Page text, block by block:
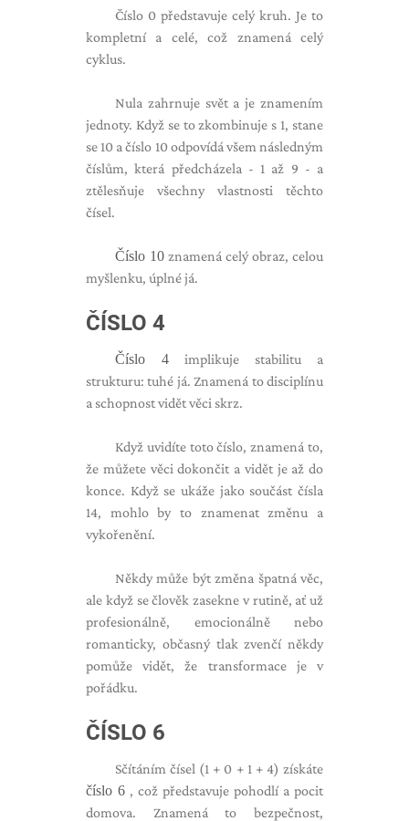
Číslo 0 představuje celý kruh. Je to
kompletní a celé, což znamená celý
cyklus.
Nula zahrnuje svět a je znamením
jednoty. Když se to zkombinuje s 1, stane
se 10 a číslo 10 odpovídá všem následným
číslům, která předcházela - 1 až 9 - a
ztělesňuje všechny vlastnosti těchto
čísel.
Číslo 10 znamená celý obraz, celou
myšlenku, úplné já.
ČÍSLO 4
Číslo 4 implikuje stabilitu a
strukturu: tuhé já. Znamená to disciplínu
a schopnost vidět věci skrz.
Když uvidíte toto číslo, znamená to,
že můžete věci dokončit a vidět je až do
konce. Když se ukáže jako součást čísla
14, mohlo by to znamenat změnu a
vykořenění.
Někdy může být změna špatná věc,
ale když se člověk zasekne v rutině, ať už
profesionálně, emocionálně nebo
romanticky, občasný tlak zvenčí někdy
pomůže vidět, že transformace je v
pořádku.
ČÍSLO 6
Sčítáním čísel (1 + 0 + 1 + 4) získáte
číslo 6 , což představuje pohodlí a pocit
domova. Znamená to bezpečnost,